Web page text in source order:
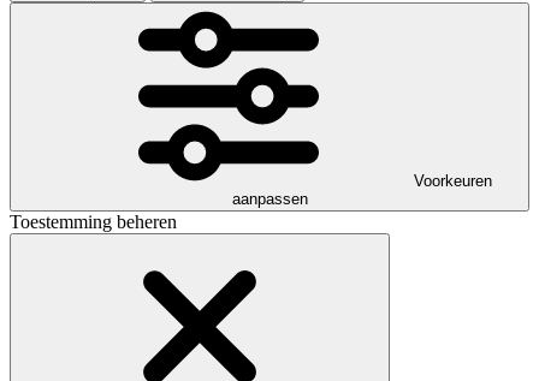
Voorkeuren
aanpassen
Toestemming beheren